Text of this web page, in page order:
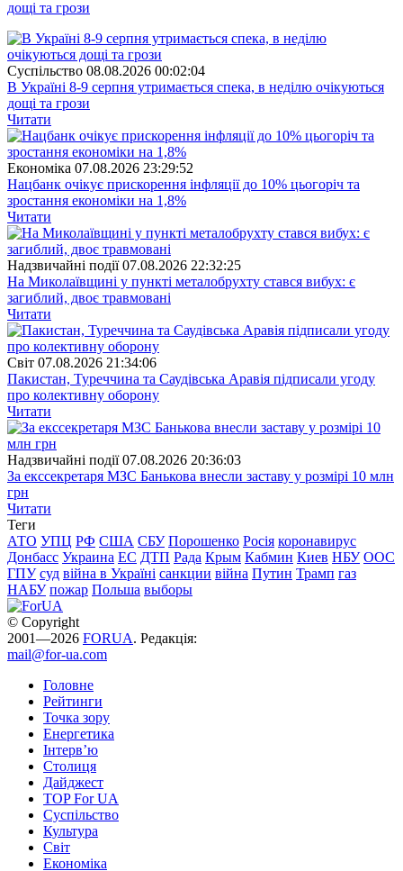
дощі та грози
Суспiльство 08.08.2026 00:02:04
В Україні 8-9 серпня утримається спека, в неділю очікуються
дощі та грози
Читати
Економіка 07.08.2026 23:29:52
Нацбанк очікує прискорення інфляції до 10% цьогоріч та
зростання економіки на 1,8%
Читати
Надзвичайні події 07.08.2026 22:32:25
На Миколаївщині у пункті металобрухту стався вибух: є
загиблий, двоє травмовані
Читати
Свiт 07.08.2026 21:34:06
Пакистан, Туреччина та Саудівська Аравія підписали угоду
про колективну оборону
Читати
Надзвичайні події 07.08.2026 20:36:03
За екссекретаря МЗС Банькова внесли заставу у розмірі 10 млн
грн
Читати
Теги
АТО УПЦ РФ США СБУ Порошенко Росія коронавирус
Донбасс Украина ЕС ДТП Рада Крым Кабмин Киев НБУ ООС
ГПУ суд війна в Україні санкции війна Путин Трамп газ
НАБУ пожар Польша выборы
© Copyright
2001—2026 FORUA. Редакція:
mail@for-ua.com
Головне
Рейтинги
Точка зору
Енергетика
Інтерв’ю
Столиця
Дайджест
TOP For UA
Суспiльство
Культура
Світ
Економіка